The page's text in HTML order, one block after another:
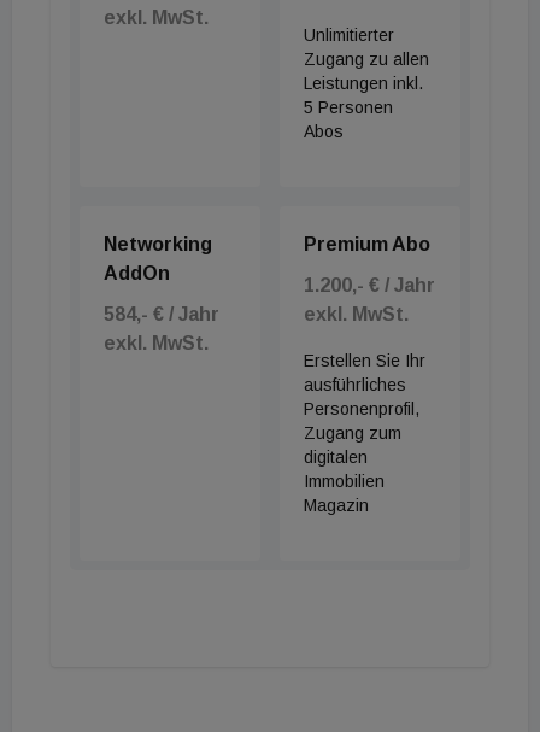
exkl. MwSt.
Unlimitierter
Zugang zu allen
Leistungen inkl.
5 Personen
Abos
Networking
AddOn
584,- € / Jahr
exkl. MwSt.
Premium Abo
1.200,- € / Jahr
exkl. MwSt.
Erstellen Sie Ihr
ausführliches
Personenprofil,
Zugang zum
digitalen
Immobilien
Magazin